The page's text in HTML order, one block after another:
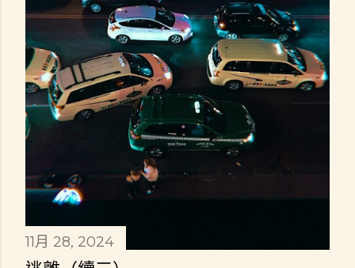
11月 28, 2024